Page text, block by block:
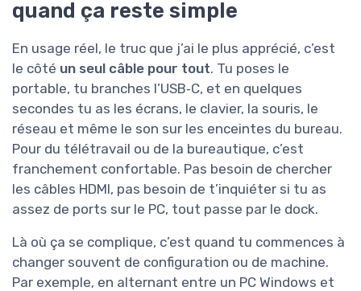
quand ça reste simple
En usage réel, le truc que j’ai le plus apprécié, c’est
le côté un seul câble pour tout. Tu poses le
portable, tu branches l’USB‑C, et en quelques
secondes tu as les écrans, le clavier, la souris, le
réseau et même le son sur les enceintes du bureau.
Pour du télétravail ou de la bureautique, c’est
franchement confortable. Pas besoin de chercher
les câbles HDMI, pas besoin de t’inquiéter si tu as
assez de ports sur le PC, tout passe par le dock.
Là où ça se complique, c’est quand tu commences à
changer souvent de configuration ou de machine.
Par exemple, en alternant entre un PC Windows et